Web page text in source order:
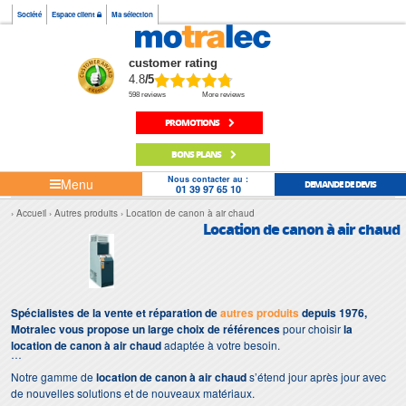
Société Espace client Ma sélection
customer rating
4.8/5
598 reviews More reviews
PROMOTIONS
BONS PLANS
Menu Nous contacter au :
01 39 97 65 10 DEMANDE DE DEVIS
Accueil Autres produits Location de canon à air chaud
Location de canon à air chaud
Spécialistes de la vente et réparation deautres produits depuis 1976,
Motralec vous propose un large choix de référencespour choisirla
location de canon à air chaudadaptée à votre besoin.
Notre gamme delocation de canon à air chauds’étend jour après jour avec
de nouvelles solutions et de nouveaux matériaux.